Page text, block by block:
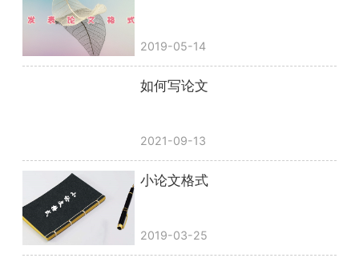
2019-05-14
如何写论文
2021-09-13
小论文格式
2019-03-25